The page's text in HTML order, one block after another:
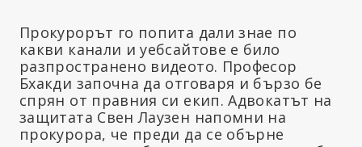
Прокурорът го попита дали знае по
какви канали и уебсайтове е било
разпространено видеото. Професор
Бхакди започна да отговаря и бързо бе
спрян от правния си екип. Адвокатът на
защитата Свен Лаузен напомни на
прокурора, че преди да се обърне